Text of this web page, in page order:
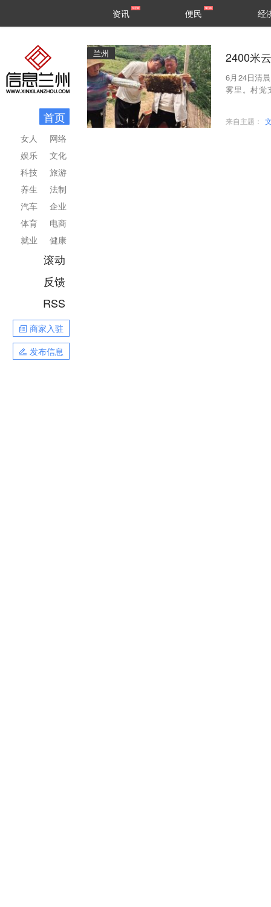
区县
资讯 便民 经
首页
网络
文化
旅游
法制
企业
电商
健康
女人
娱乐
科技
养生
汽车
体育
就业
滚动
反馈
RSS
商家入驻
发布信息
兰州 2400米
6月24日清
雾里。村党
来自主题：